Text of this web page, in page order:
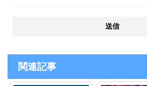
関連記事